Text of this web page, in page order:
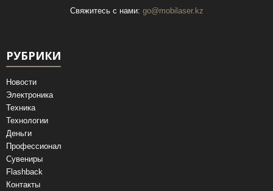
Свяжитесь с нами: go@mobilaser.kz
РУБРИКИ
Новости
Электроника
Техника
Технологии
Деньги
Профессионал
Сувениры
Flashback
Контакты